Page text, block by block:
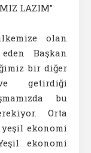
LAZIM”
olan
Başkan
bir diğer
getirdiği
bu
Orta
ekonomi
ekonomi